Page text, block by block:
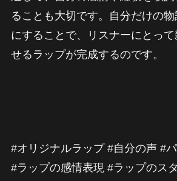
ることも大切です。自分だけの
にすることで、リスナーにとって
せるラップが完成するのです。
#オリジナルラップ #自分の声 #
#ラップの感情表現 #ラップのス